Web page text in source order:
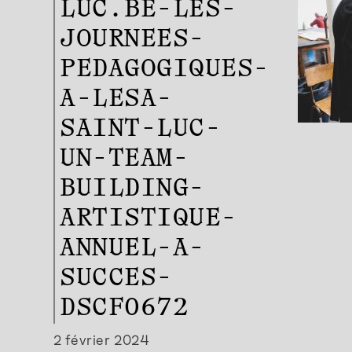
LUC.BE-LES-
JOURNEES-
PEDAGOGIQUES-
A-LESA-
SAINT-LUC-
UN-TEAM-
BUILDING-
ARTISTIQUE-
ANNUEL-A-
SUCCES-
DSCF0672
2 février 2024